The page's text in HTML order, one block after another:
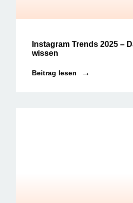
Instagram Trends 2025 –
wissen
Beitrag lesen